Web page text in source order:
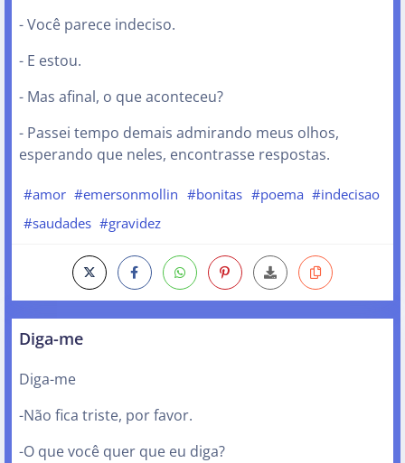
- Você parece indeciso.
- E estou.
- Mas afinal, o que aconteceu?
- Passei tempo demais admirando meus olhos,
esperando que neles, encontrasse respostas.
#amor #emersonmollin #bonitas #poema #indecisao
#saudades #gravidez
Diga-me
Diga-me
-Não fica triste, por favor.
-O que você quer que eu diga?